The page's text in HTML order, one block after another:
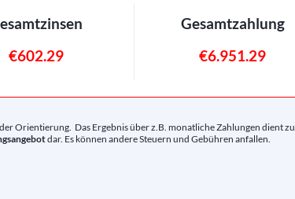
€602.29
Gesamtzahlung
€6.951.29
Orientierung. Das Ergebnis über z.B. monatliche Zahlungen dient zu
dar. Es können andere Steuern und Gebühren anfallen.